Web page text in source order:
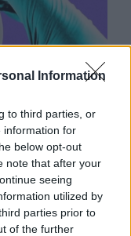
Information
to third parties, or
information for
below opt-out
note that after your
seeing
utilized by
parties prior to
of the further
път
вируси